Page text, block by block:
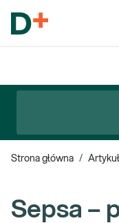
Strona główna /
Sepsa –